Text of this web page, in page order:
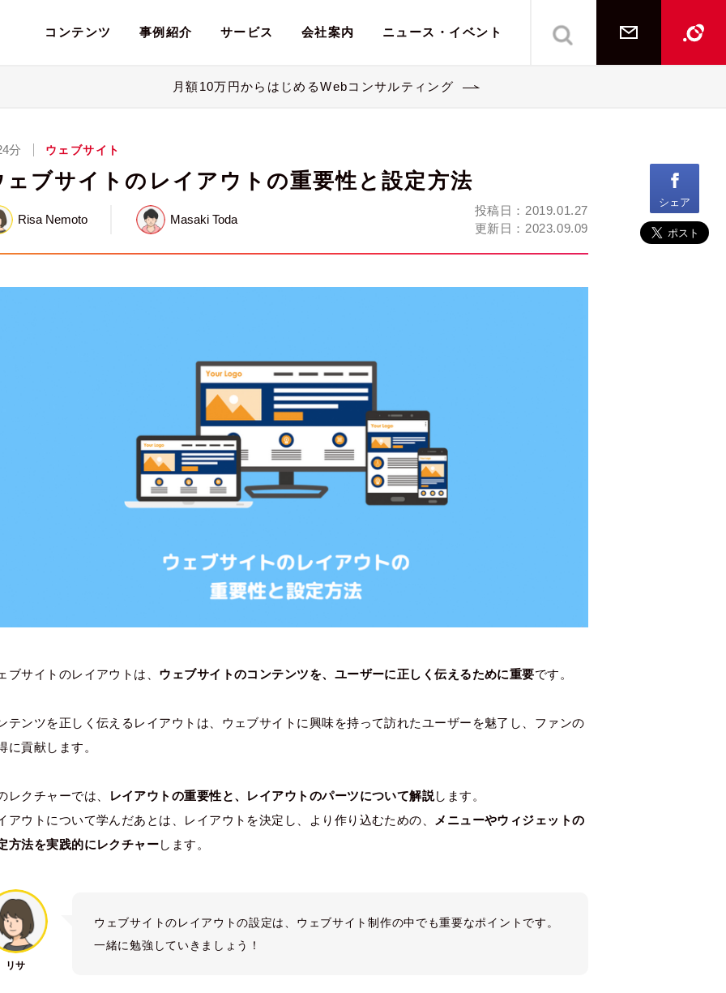
コンテンツ 事例紹介
ンツマーケティング Webコンサルティング 経営・事業コンサルティング
サービス
ンツマーケティング Webコンサルティング 経営・事業コンサルティング
会社案内 ニュース・イベント ご相談・お問い合
Lipple
月額10万円からはじめるWebコンサルティング
分 ウェブサイト
ェブサイトのレイアウトの重要性と設定方法
Risa Nemoto Masaki Toda
投稿日： 2019.01.27
更新日： 2023.09.09
ブサイトのレイアウトは、 ウェブサイトのコンテンツを、ユーザーに正しく伝えるために重要です。
テンツを正しく伝えるレイアウトは、ウェブサイトに興味を持って訪れたユーザーを魅了し、ファンの
に貢献します。
レクチャーでは、 レイアウトの重要性と、レイアウトのパーツについて解説します。
アウトについて学んだあとは、レイアウトを決定し、より作り込むための、
メニューやウィジェットの
方法を実践的にレクチャーします。
リサ
ウェブサイトのレイアウトの設定は、ウェブサイト制作の中でも重要なポイントです。
一緒に勉強していきましょう！
シェア